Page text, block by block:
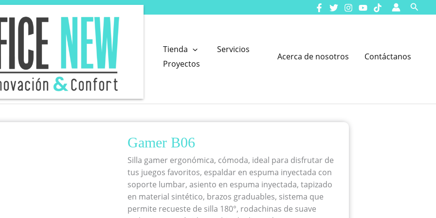
Tienda
Servicios
Proyectos
Acerca de nosotros Contáctanos
Gamer B06
Silla gamer ergonómica, cómoda, ideal para disfrutar de
tus juegos favoritos, espaldar en espuma inyectada con
soporte lumbar, asiento en espuma inyectada, tapizado
en material sintético, brazos graduables, sistema que
permite recueste de silla 180°, rodachinas de suave